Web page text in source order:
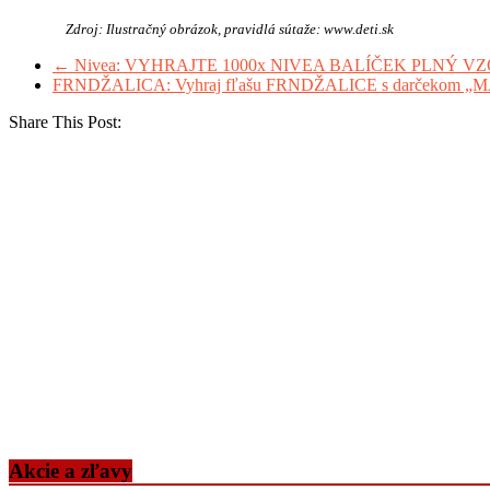
Zdroj: Ilustračný obrázok, pravidlá sútaže: www.deti.sk
← Nivea: VYHRAJTE 1000x NIVEA BALÍČEK PLNÝ
FRNDŽALICA: Vyhraj fľašu FRNDŽALICE s darčekom
Share This Post:
Akcie a zľavy